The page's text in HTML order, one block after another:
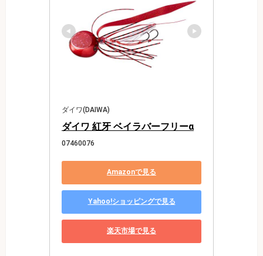
ダイワ(DAIWA)
ダイワ 紅牙 ベイラバーフリーα
07460076
Amazonで見る
Yahoo!ショッピングで見る
楽天市場で見る